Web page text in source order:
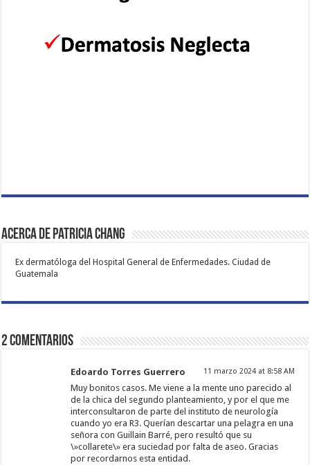
Acerca de Patricia Chang
Ex dermatóloga del Hospital General de Enfermedades. Ciudad de
Guatemala
2 comentarios
Edoardo Torres Guerrero 11 marzo 2024 at 8:58 AM
Muy bonitos casos. Me viene a la mente uno parecido al
de la chica del segundo planteamiento, y por el que me
interconsultaron de parte del instituto de neurología
cuando yo era R3. Querían descartar una pelagra en una
señora con Guillain Barré, pero resultó que su
\»collarete\» era suciedad por falta de aseo. Gracias
por recordarnos esta entidad.